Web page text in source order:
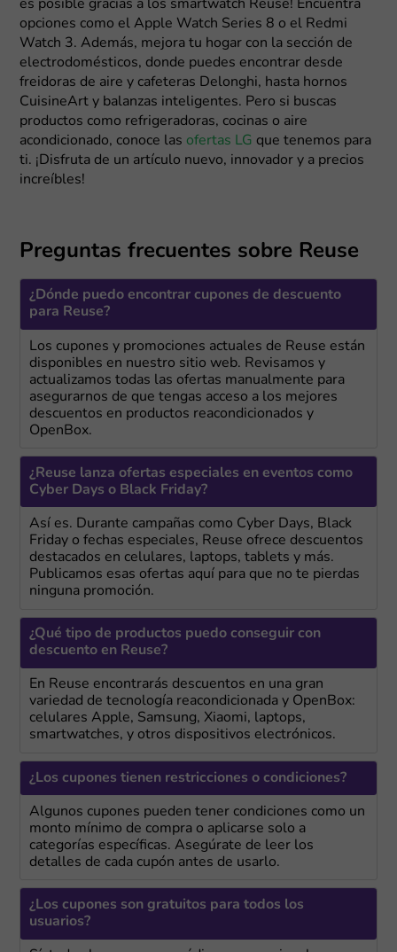
es posible gracias a los smartwatch Reuse! Encuentra
opciones como el Apple Watch Series 8 o el Redmi
Watch 3. Además, mejora tu hogar con la sección de
electrodomésticos, donde puedes encontrar desde
freidoras de aire y cafeteras Delonghi, hasta hornos
CuisineArt y balanzas inteligentes. Pero si buscas
productos como refrigeradoras, cocinas o aire
acondicionado, conoce las ofertas LG que tenemos para
ti. ¡Disfruta de un artículo nuevo, innovador y a precios
increíbles!
Preguntas frecuentes sobre Reuse
¿Dónde puedo encontrar cupones de descuento
para Reuse?
Los cupones y promociones actuales de Reuse están
disponibles en nuestro sitio web. Revisamos y
actualizamos todas las ofertas manualmente para
asegurarnos de que tengas acceso a los mejores
descuentos en productos reacondicionados y
OpenBox.
¿Reuse lanza ofertas especiales en eventos como
Cyber Days o Black Friday?
Así es. Durante campañas como Cyber Days, Black
Friday o fechas especiales, Reuse ofrece descuentos
destacados en celulares, laptops, tablets y más.
Publicamos esas ofertas aquí para que no te pierdas
ninguna promoción.
¿Qué tipo de productos puedo conseguir con
descuento en Reuse?
En Reuse encontrarás descuentos en una gran
variedad de tecnología reacondicionada y OpenBox:
celulares Apple, Samsung, Xiaomi, laptops,
smartwatches, y otros dispositivos electrónicos.
¿Los cupones tienen restricciones o condiciones?
Algunos cupones pueden tener condiciones como un
monto mínimo de compra o aplicarse solo a
categorías específicas. Asegúrate de leer los
detalles de cada cupón antes de usarlo.
¿Los cupones son gratuitos para todos los
usuarios?